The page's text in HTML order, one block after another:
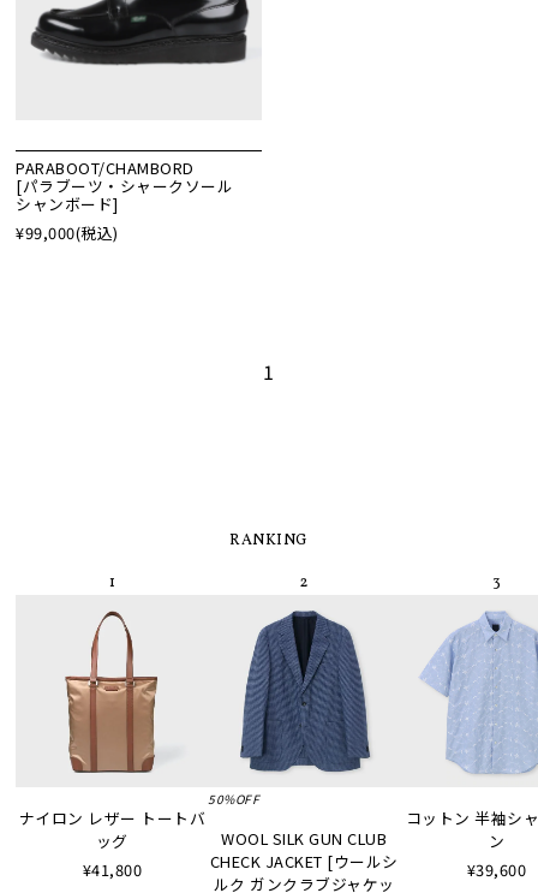
PARABOOT/CHAMBORD
[パラブーツ・シャークソール
シャンボード]
¥99,000(税込)
1
RANKING
ナイロン レザー トートバ
ッグ
¥41,800
50%OFF
WOOL SILK GUN CLUB
CHECK JACKET [ウールシ
ルク ガンクラブジャケッ
コットン 半袖シ
ン
¥39,600